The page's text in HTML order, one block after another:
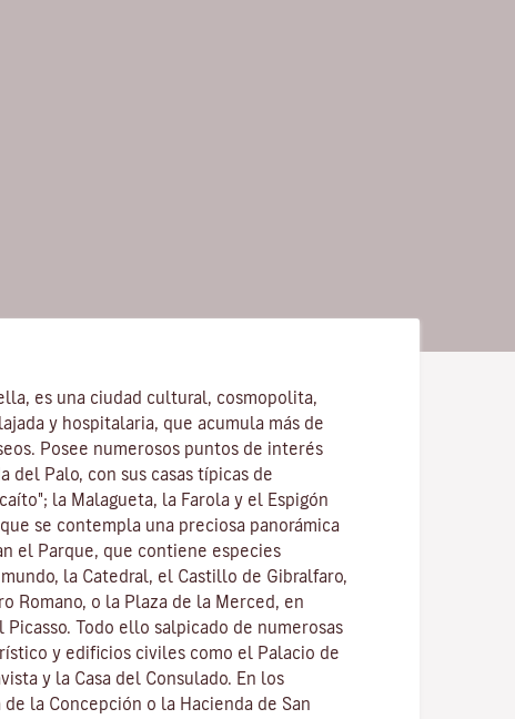
es una ciudad cultural, cosmopolita,
y hospitalaria, que acumula más de
Posee numerosos puntos de interés
del Palo, con sus casas típicas de
la Malagueta, la Farola y el Espigón
se contempla una preciosa panorámica
el Parque, que contiene especies
la Catedral, el Castillo de Gibralfaro,
Romano, o la Plaza de la Merced, en
Picasso. Todo ello salpicado de numerosas
y edificios civiles como el Palacio de
y la Casa del Consulado. En los
la Concepción o la Hacienda de San